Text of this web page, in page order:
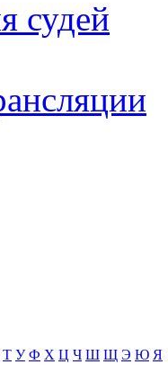
судей
Т У Ф Х Ц Ч Ш Щ Э Ю Я